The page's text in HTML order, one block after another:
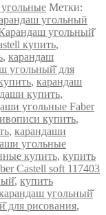
Метки:
угольный
угольный̆
купить,
, карандаш
угольный̆ для
, карандаш
купить,
угольные Faber
купить,
, карандаши
угольные
купить, купить
Castell soft 117403
, купить
угольный̆
для рисования,